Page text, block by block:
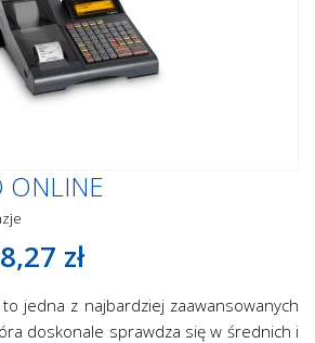
ONLINE
zł
to jedna z najbardziej zaawansowanych
doskonale sprawdza się w średnich i